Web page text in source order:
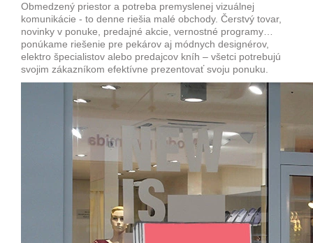
Obmedzený priestor a potreba premyslenej vizuálnej
komunikácie - to denne riešia malé obchody. Čerstvý tovar,
novinky v ponuke, predajné akcie, vernostné programy…
ponúkame riešenie pre pekárov aj módnych designérov,
elektro špecialistov alebo predajcov kníh – všetci potrebujú
svojim zákazníkom efektívne prezentovať svoju ponuku.